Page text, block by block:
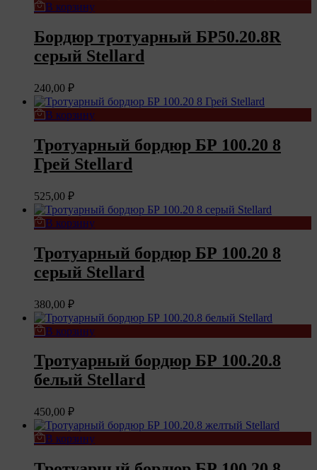
В корзину
Бордюр тротуарный БР50.20.8R
серый Stellard
240,00 ₽
В корзину
Тротуарный бордюр БР 100.20 8
Грей Stellard
525,00 ₽
В корзину
Тротуарный бордюр БР 100.20 8
серый Stellard
380,00 ₽
В корзину
Тротуарный бордюр БР 100.20.8
белый Stellard
450,00 ₽
В корзину